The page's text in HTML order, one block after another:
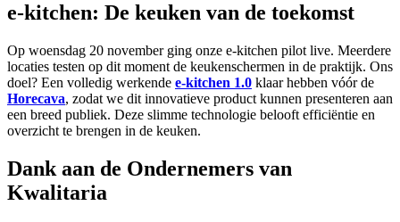
e-kitchen: De keuken van de toekomst
Op woensdag 20 november ging onze e-kitchen pilot live. Meerdere
locaties testen op dit moment de keukenschermen in de praktijk. Ons
doel? Een volledig werkende e-kitchen 1.0 klaar hebben vóór de
Horecava, zodat we dit innovatieve product kunnen presenteren aan
een breed publiek. Deze slimme technologie belooft efficiëntie en
overzicht te brengen in de keuken.
Dank aan de Ondernemers van
Kwalitaria